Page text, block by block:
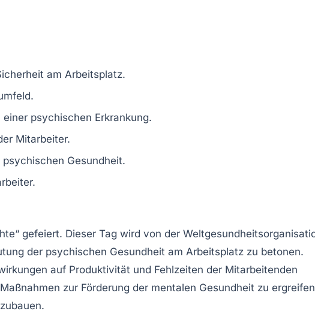
am Arbeitsplatz.
einer psychischen Erkrankung.
Mitarbeiter.
psychischen Gesundheit.
“ gefeiert. Dieser Tag wird von der
der psychischen Gesundheit am Arbeitsplatz zu betonen.
auf Produktivität und Fehlzeiten der Mitarbeitenden
Maßnahmen zur Förderung der mentalen Gesundheit zu